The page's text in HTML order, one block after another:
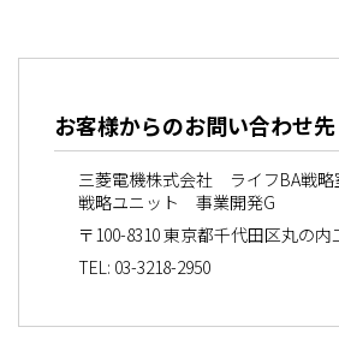
お客様からのお問い合わせ先
三菱電機株式会社 ライフBA戦
戦略ユニット 事業開発G
〒100-8310 東京都千代田区丸の
TEL: 03-3218-2950